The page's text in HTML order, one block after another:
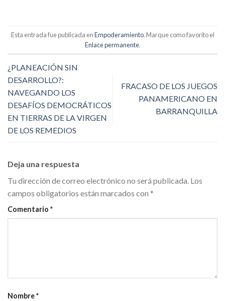
Esta entrada fue publicada enEmpoderamiento. Marque como favorito el
Enlace permanente.
¿PLANEACIÓN SIN
DESARROLLO?:
NAVEGANDO LOS
DESAFÍOS DEMOCRÁTICOS
EN TIERRAS DE LA VIRGEN
DE LOS REMEDIOS
FRACASO DE LOS JUEGOS
PANAMERICANO EN
BARRANQUILLA
Deja una respuesta
Tu dirección de correo electrónico no será publicada. Los
campos obligatorios están marcados con *
Comentario *
Nombre*